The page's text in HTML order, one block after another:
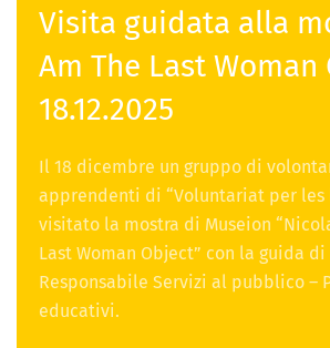
Visita guidata alla
Am The Last
18.12.2025
Il 18 dicembre un gruppo di
apprendenti di “Voluntariat per les
visitato la mostra di Museion
Last Woman Object” con la guida
Responsabile Servizi al pubblico –
educativi.